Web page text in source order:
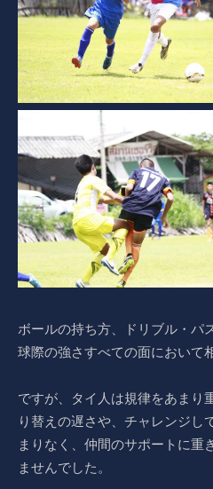
ボールの持ち方、ドリブル・パ
球際の強さすべての面において
ですが、タイ人は規律をあまり
り替えの遅さや、チャレンジし
まりなく、仲間のサポートに重
ませんでした。